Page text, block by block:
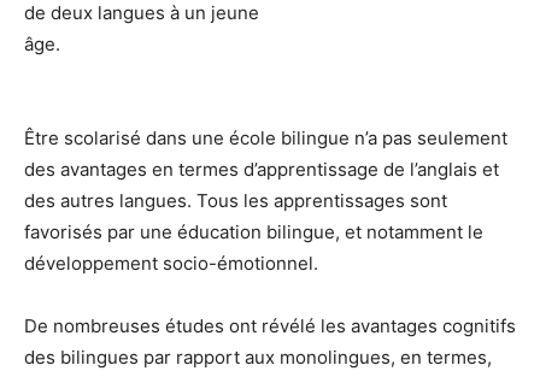
de deux langues à un jeune
âge.
Être scolarisé dans une école bilingue n’a pas seulement
des avantages en termes d’apprentissage de l’anglais et
des autres langues. Tous les apprentissages sont
favorisés par une éducation bilingue, et notamment le
développement socio-émotionnel.
De nombreuses études ont révélé les avantages cognitifs
des bilingues par rapport aux monolingues, en termes,